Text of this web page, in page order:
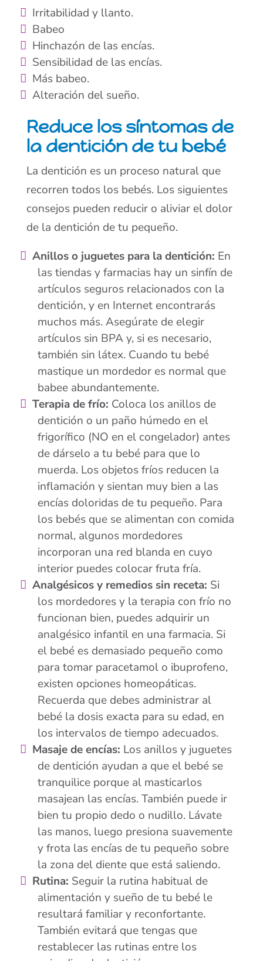
Irritabilidad y llanto.
Babeo
Hinchazón de las encías.
Sensibilidad de las encías.
Más babeo.
Alteración del sueño.
Reduce los síntomas de
la dentición de tu bebé
La dentición es un proceso natural que
recorren todos los bebés. Los siguientes
consejos pueden reducir o aliviar el dolor
de la dentición de tu pequeño.
Anillos o juguetes para la dentición: En
las tiendas y farmacias hay un sinfín de
artículos seguros relacionados con la
dentición, y en Internet encontrarás
muchos más. Asegúrate de elegir
artículos sin BPA y, si es necesario,
también sin látex. Cuando tu bebé
mastique un mordedor es normal que
babee abundantemente.
Terapia de frío: Coloca los anillos de
dentición o un paño húmedo en el
frigorífico (NO en el congelador) antes
de dárselo a tu bebé para que lo
muerda. Los objetos fríos reducen la
inflamación y sientan muy bien a las
encías doloridas de tu pequeño. Para
los bebés que se alimentan con comida
normal, algunos mordedores
incorporan una red blanda en cuyo
interior puedes colocar fruta fría.
Analgésicos y remedios sin receta: Si
los mordedores y la terapia con frío no
funcionan bien, puedes adquirir un
analgésico infantil en una farmacia. Si
el bebé es demasiado pequeño como
para tomar paracetamol o ibuprofeno,
existen opciones homeopáticas.
Recuerda que debes administrar al
bebé la dosis exacta para su edad, en
los intervalos de tiempo adecuados.
Masaje de encías: Los anillos y juguetes
de dentición ayudan a que el bebé se
tranquilice porque al masticarlos
masajean las encías. También puede ir
bien tu propio dedo o nudillo. Lávate
las manos, luego presiona suavemente
y frota las encías de tu pequeño sobre
la zona del diente que está saliendo.
Rutina: Seguir la rutina habitual de
alimentación y sueño de tu bebé le
resultará familiar y reconfortante.
También evitará que tengas que
restablecer las rutinas entre los